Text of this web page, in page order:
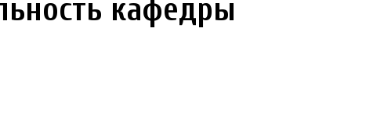
кафедры